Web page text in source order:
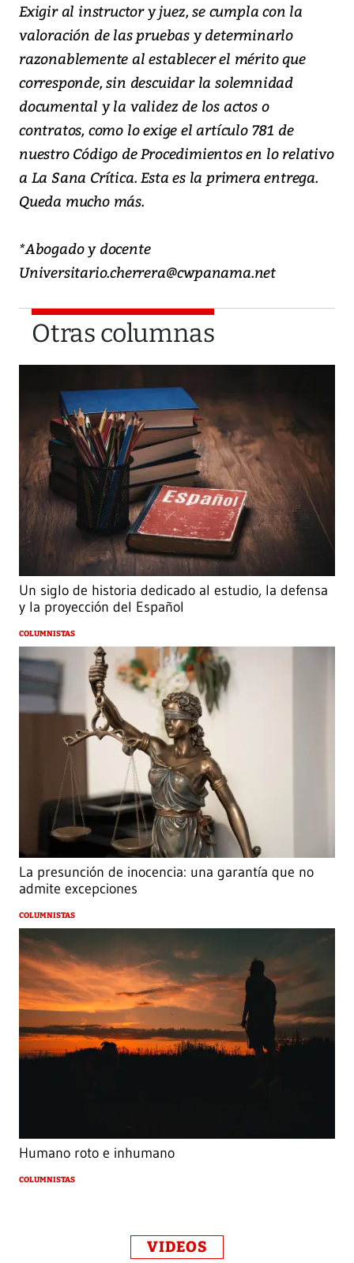
Exigir al instructor y juez, se cumpla con la
valoración de las pruebas y determinarlo
razonablemente al establecer el mérito que
corresponde, sin descuidar la solemnidad
documental y la validez de los actos o
contratos, como lo exige el artículo 781 de
nuestro Código de Procedimientos en lo relativo
a La Sana Crítica. Esta es la primera entrega.
Queda mucho más.
*Abogado y docente
Universitario.cherrera@cwpanama.net
Otras columnas
Un siglo de historia dedicado al estudio, la defensa
y la proyección del Español
COLUMNISTAS
La presunción de inocencia: una garantía que no
admite excepciones
COLUMNISTAS
Humano roto e inhumano
COLUMNISTAS
VIDEOS